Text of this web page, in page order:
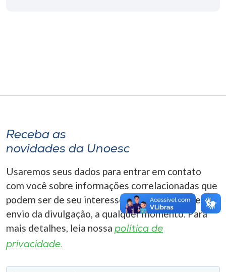
A+
Receba as
novidades da Unoesc
Usaremos seus dados para entrar em contato
com você sobre informações correlacionadas que
podem ser de seu interesse. Você pode cancelar o
envio da divulgação, a qualquer momento. Para
mais detalhes, leia nossa política de
privacidade.